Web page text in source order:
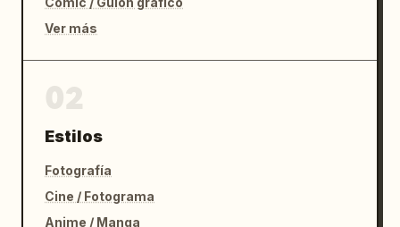
Ver más
Estilos
Fotografía
Cine / Fotograma
Anime / Manga